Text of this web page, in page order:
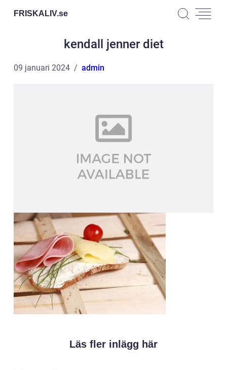
FRISKALIV.se
kendall jenner diet
09 januari 2024 admin
Läs fler inlägg här